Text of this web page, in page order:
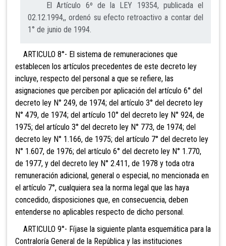
El Artículo 6º de la LEY 19354, publicada el
02.12.1994,, ordenó su efecto retroactivo a contar del
1° de junio de 1994.
ARTICULO 8°- El sistema de remuneraciones que
establecen los artículos precedentes de este decreto ley
incluye, respecto del personal a que se refiere, las
asignaciones que perciben por aplicación del artículo 6° del
decreto ley N° 249, de 1974; del artículo 3° del decreto ley
N° 479, de 1974; del artículo 10° del decreto ley N° 924, de
1975; del artículo 3° del decreto ley N° 773, de 1974; del
decreto ley N° 1.166, de 1975; del artículo 7° del decreto ley
N° 1.607, de 1976; del artículo 6° del decreto ley N° 1.770,
de 1977, y del decreto ley N° 2.411, de 1978 y toda otra
remuneración adicional, general o especial, no mencionada en
el artículo 7°, cualquiera sea la norma legal que las haya
concedido, disposiciones que, en consecuencia, deben
entenderse no aplicables respecto de dicho personal.
ARTICULO 9°- Fíjase la siguiente planta esquemática para la
Contraloría General de la República y las instituciones